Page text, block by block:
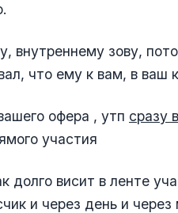
внутреннему зову,
что ему к вам, в ваш
офера , утп сразу
участия
долго висит в ленте
и через день и через